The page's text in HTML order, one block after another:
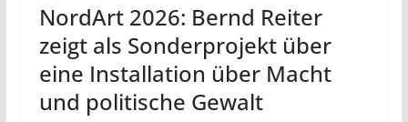
NordArt 2026: Bernd Reiter
zeigt als Sonderprojekt über
eine Installation über Macht
und politische Gewalt